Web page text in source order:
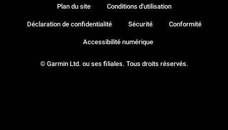
© Garmin Ltd. ou ses filiales. Tous droits réservés.
Plan du site Conditions d'utilisation
Déclaration de confidentialité Sécurité Conformité
Accessibilité numérique